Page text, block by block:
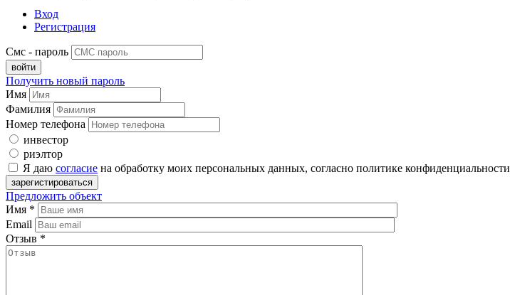
Вход
Регистрация
Смс - пароль
Получить новый пароль
Имя
Фамилия
Номер телефона
инвестор
риэлтор
Я даю согласие на обработку моих персональных данных, согласно политике конфиденциальности
Предложить объект
Имя *
Email
Отзыв *